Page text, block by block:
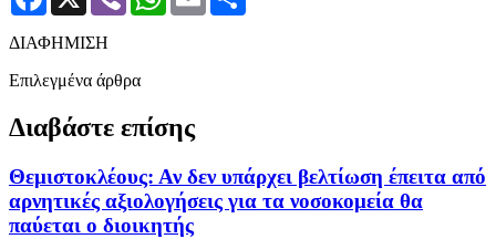
ΔΙΑΦΗΜΙΣΗ
Επιλεγμένα άρθρα
Διαβάστε επίσης
Θεμιστοκλέους: Αν δεν υπάρχει βελτίωση έπειτα από
αρνητικές αξιολογήσεις για τα νοσοκομεία θα
παύεται ο διοικητής